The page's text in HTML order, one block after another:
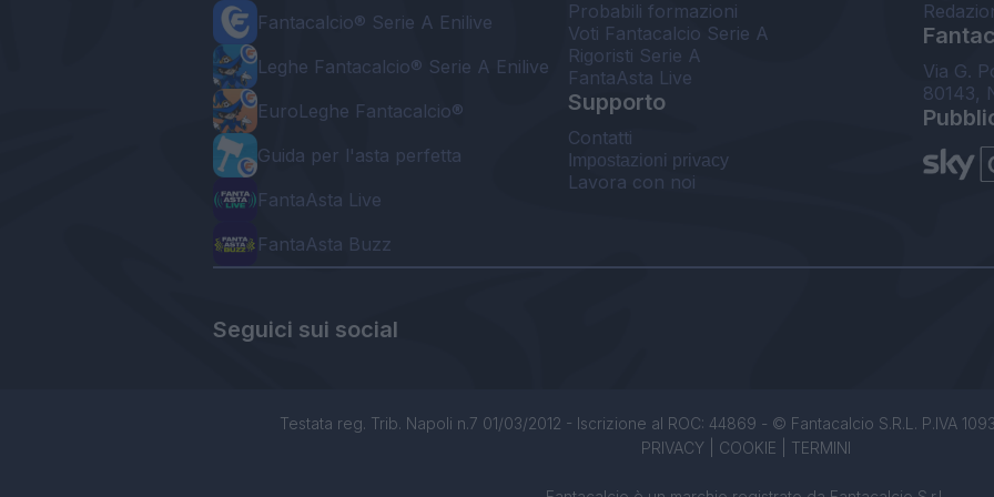
Fantacalcio® Serie A Enilive
Leghe Fantacalcio® Serie A Enilive
EuroLeghe Fantacalcio®
Guida per l'asta perfetta
FantaAsta Live
FantaAsta Buzz
Probabili formazioni
Voti Fantacalcio Serie A
Rigoristi Serie A
FantaAsta Live
Supporto
Contatti
Impostazioni privacy
Lavora con noi
Via G.
80143,
Seguici sui social
Testata reg. Trib. Napoli n.7 01/03/2012 - Iscrizione al ROC: 44869 - © Fantacalcio S.R.L. P.IVA
PRIVACY| COOKIE TERMINI